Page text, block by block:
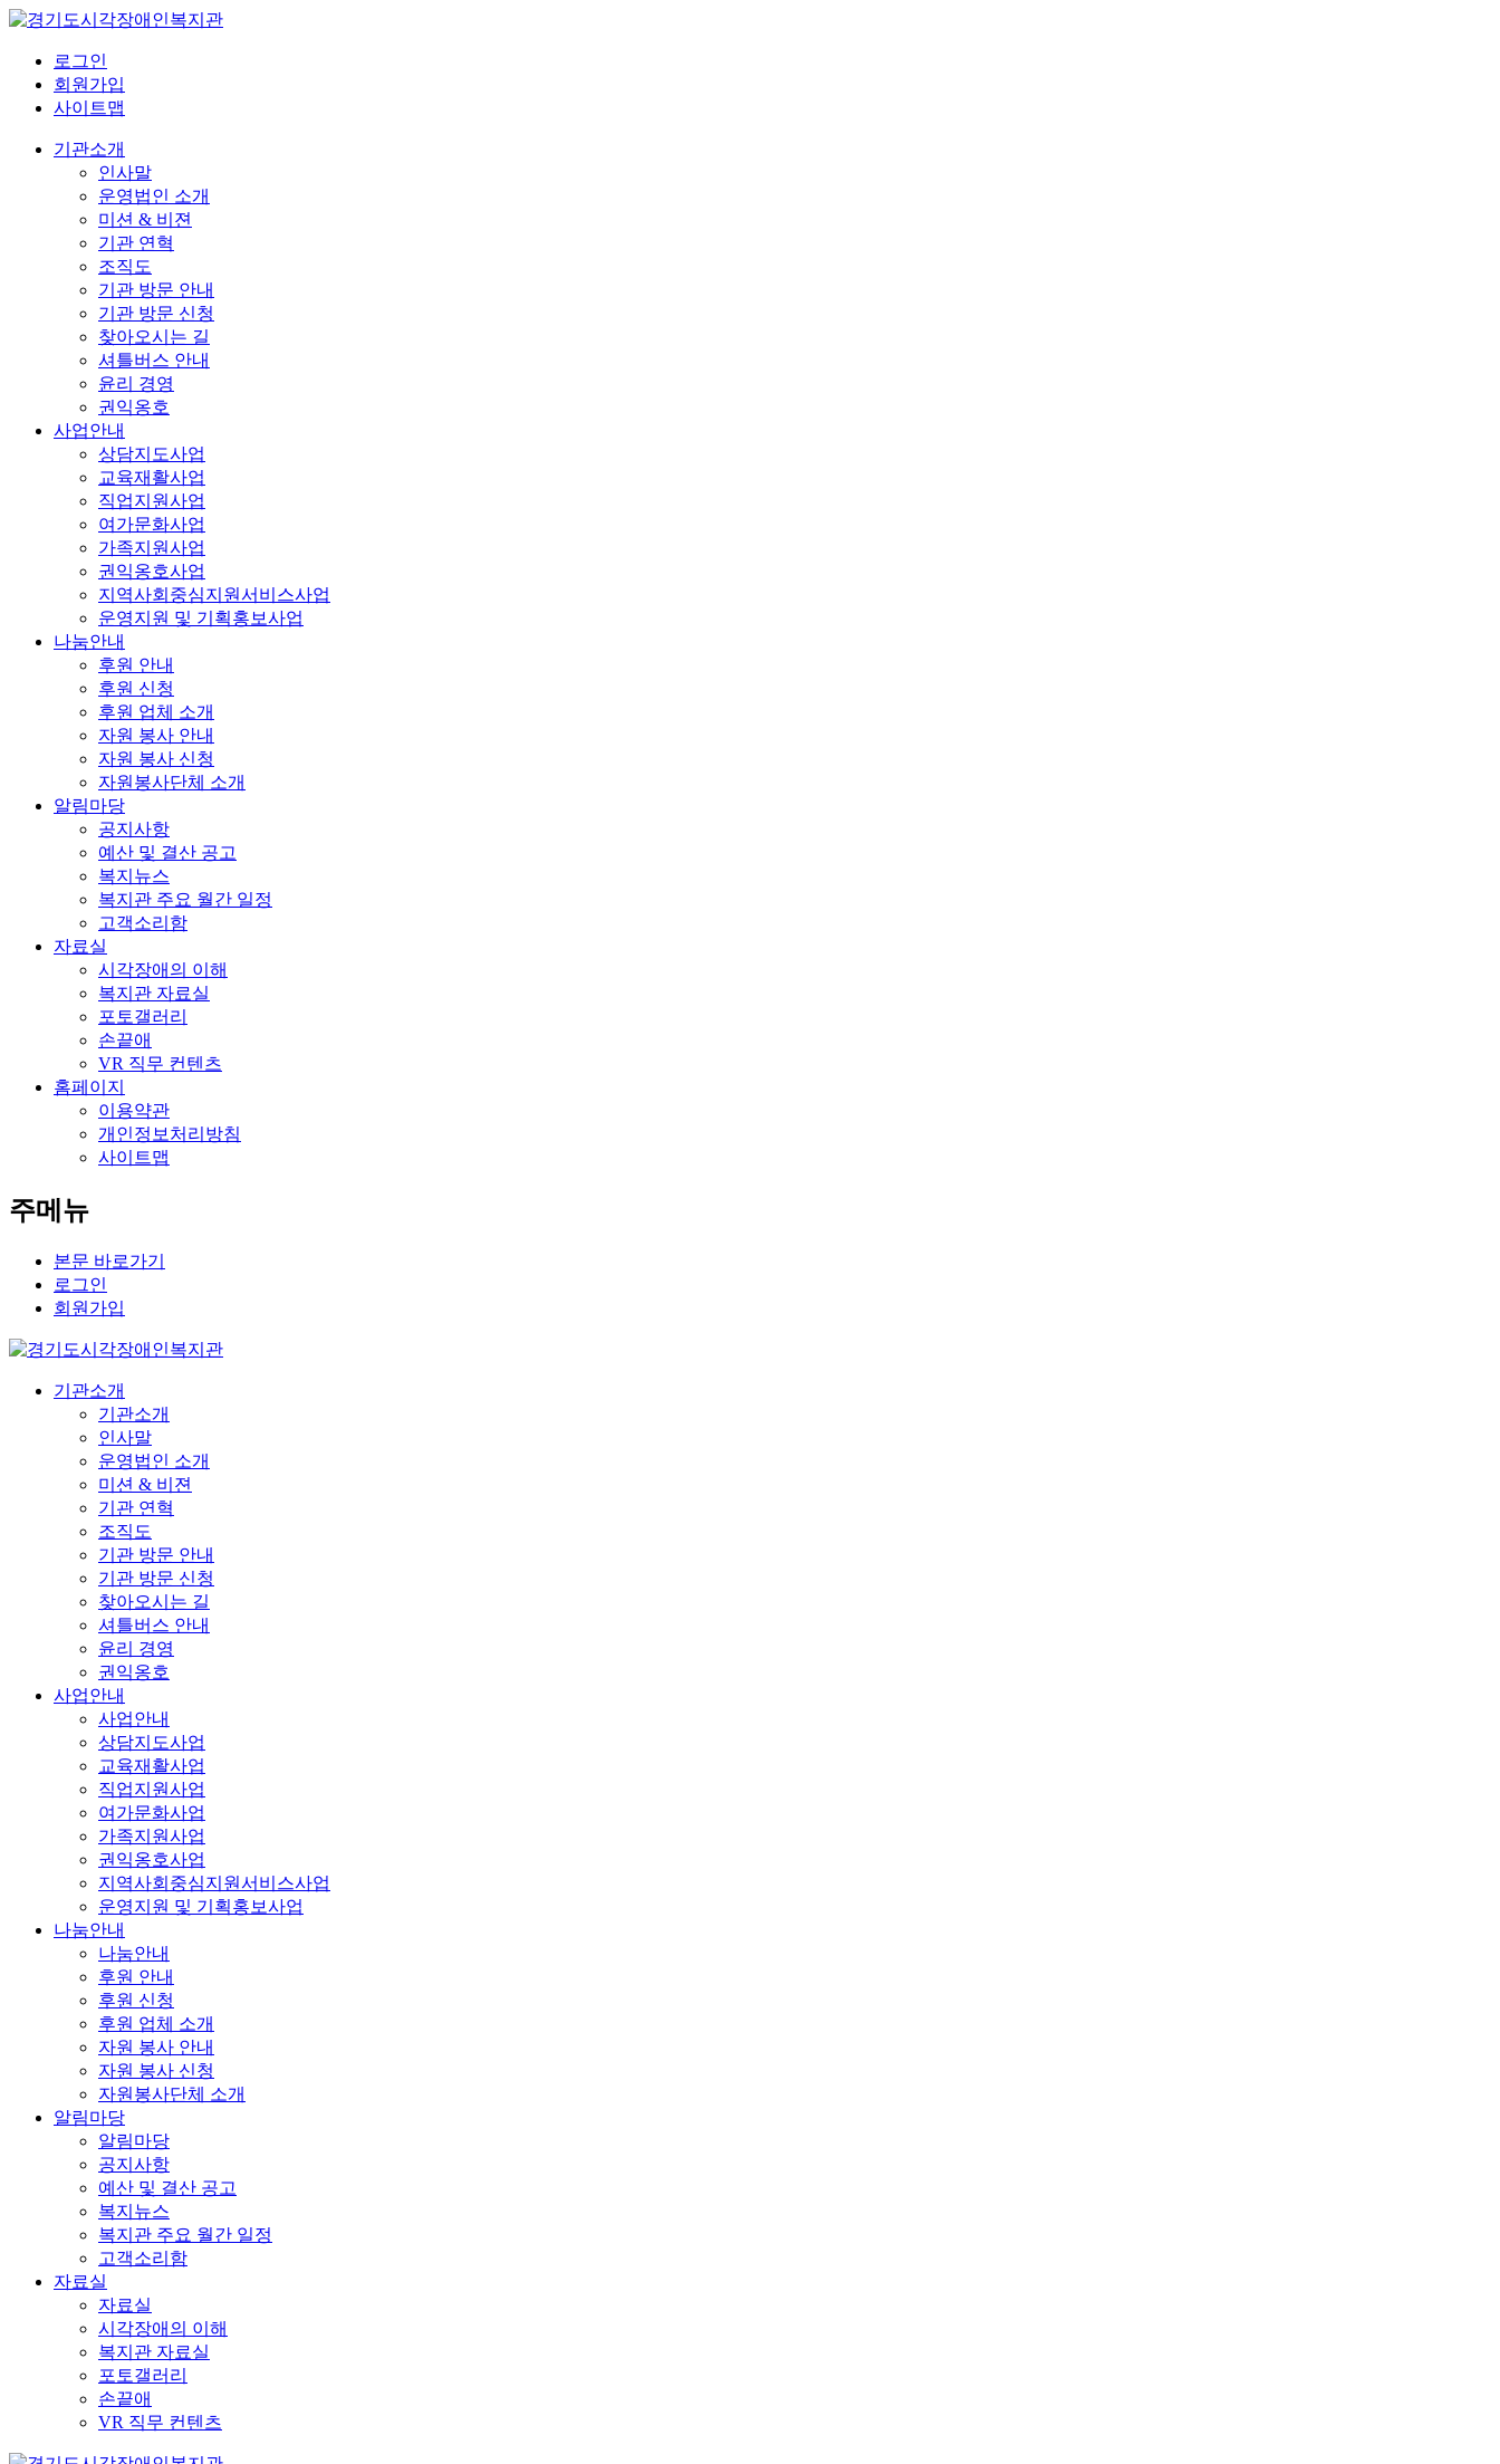
로그인
회원가입
사이트맵
기관소개
인사말
운영법인 소개
미션 & 비젼
기관 연혁
조직도
기관 방문 안내
기관 방문 신청
찾아오시는 길
셔틀버스 안내
윤리 경영
권익옹호
사업안내
상담지도사업
교육재활사업
직업지원사업
여가문화사업
가족지원사업
권익옹호사업
지역사회중심지원서비스사업
운영지원 및 기획홍보사업
나눔안내
후원 안내
후원 신청
후원 업체 소개
자원 봉사 안내
자원 봉사 신청
자원봉사단체 소개
알림마당
공지사항
예산 및 결산 공고
복지뉴스
복지관 주요 월간 일정
고객소리함
자료실
시각장애의 이해
복지관 자료실
포토갤러리
손끝애
VR 직무 컨텐츠
홈페이지
이용약관
개인정보처리방침
사이트맵
주메뉴
본문 바로가기
로그인
회원가입
기관소개
기관소개
인사말
운영법인 소개
미션 & 비젼
기관 연혁
조직도
기관 방문 안내
기관 방문 신청
찾아오시는 길
셔틀버스 안내
윤리 경영
권익옹호
사업안내
사업안내
상담지도사업
교육재활사업
직업지원사업
여가문화사업
가족지원사업
권익옹호사업
지역사회중심지원서비스사업
운영지원 및 기획홍보사업
나눔안내
나눔안내
후원 안내
후원 신청
후원 업체 소개
자원 봉사 안내
자원 봉사 신청
자원봉사단체 소개
알림마당
알림마당
공지사항
예산 및 결산 공고
복지뉴스
복지관 주요 월간 일정
고객소리함
자료실
자료실
시각장애의 이해
복지관 자료실
포토갤러리
손끝애
VR 직무 컨텐츠